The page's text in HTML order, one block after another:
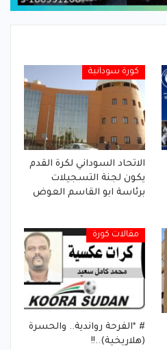
كورة سودانية
الاتحاد السوداني لكرة القدم
يكون لجنة التسجيلات
برئاسة ابو القاسم العوض
مقالات كورة
# *الفرحة رواندية.. والحسرة
(هلاريخية)..!!